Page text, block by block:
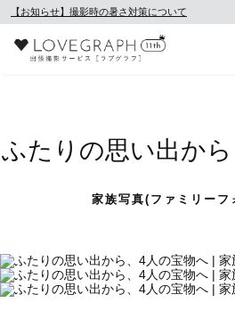
【お知らせ】撮影時の暑さ対策について
ふたりの思い出か
家族写真(ファミリーフ